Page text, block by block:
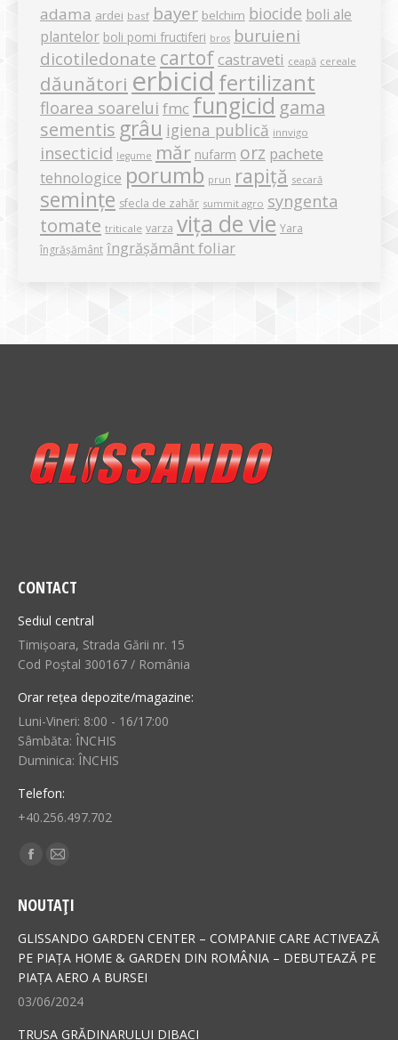
adama ardei basf bayer belchim biocide boli ale
plantelor boli pomi fructiferi bros buruieni
dicotiledonate cartof castraveti ceapă cereale
dăunători erbicidfertilizant
floarea soarelui fmc fungicid gama
sementis grâu igiena publică innvigo
insecticid legume măr nufarm orz pachete
tehnologice porumb prun rapiță secară
semințe sfecla de zahăr summit agro syngenta
tomate triticale varza vița de vie Yara
îngrășământ îngrășământ foliar
CONTACT
Sediul central
Timișoara, Strada Gării nr. 15
Cod Poștal 300167 / România
Orar rețea depozite/magazine:
Luni-Vineri: 8:00 - 16/17:00
Sâmbăta: ÎNCHIS
Duminica: ÎNCHIS
Telefon:
+40.256.497.702
Find us on:
Facebook
opens
in
new
window
Mail
opens
in
new
window
NOUTAȚI
GLISSANDO GARDEN CENTER – COMPANIE CARE ACTIVEAZĂ
PE PIAȚA HOME & GARDEN DIN ROMÂNIA – DEBUTEAZĂ PE
PIAȚA AERO A BURSEI
03/06/2024
TRUSA GRĂDINARULUI DIBACI